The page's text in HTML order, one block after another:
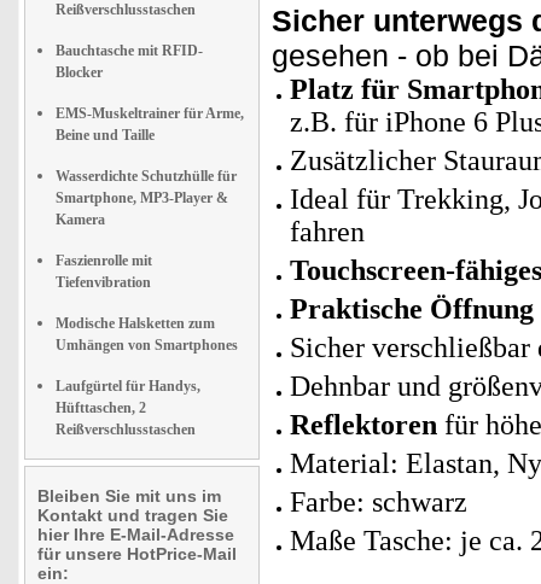
Reißverschlusstaschen
Bauchtasche mit RFID-
Blocker
EMS-Muskeltrainer für Arme,
Beine und Taille
Wasserdichte Schutzhülle für
Smartphone, MP3-Player &
Kamera
Faszienrolle mit
Tiefenvibration
Modische Halsketten zum
Umhängen von Smartphones
Laufgürtel für Handys,
Hüfttaschen, 2
Reißverschlusstaschen
Bleiben Sie mit uns im
Kontakt und tragen Sie
hier Ihre E-Mail-Adresse
für unsere HotPrice-Mail
ein:
Sicher unterwegs
gesehen - ob bei
Platz für
z.B. für iPhone 6
Zusätzlicher
Ideal für Trekking,
fahren
Touchscreen-
Praktische
Sicher verschließbar
Dehnbar und
Reflektoren für
Material: Elastan,
Farbe: schwarz
Maße Tasche: je ca.